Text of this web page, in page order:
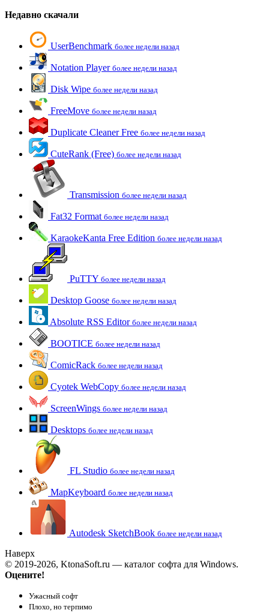
Недавно скачали
UserBenchmark более недели назад
Notation Player более недели назад
Disk Wipe более недели назад
FreeMove более недели назад
Duplicate Cleaner Free более недели назад
CuteRank (Free) более недели назад
Transmission более недели назад
Fat32 Format более недели назад
KaraokeKanta Free Edition более недели назад
PuTTY более недели назад
Desktop Goose более недели назад
Absolute RSS Editor более недели назад
BOOTICE более недели назад
ComicRack более недели назад
Cyotek WebCopy более недели назад
ScreenWings более недели назад
Desktops более недели назад
FL Studio более недели назад
MapKeyboard более недели назад
Autodesk SketchBook более недели назад
Наверх
© 2019-2026, KtonaSoft.ru — каталог софта для Windows.
Оцените!
Ужасный софт
Плохо, но терпимо